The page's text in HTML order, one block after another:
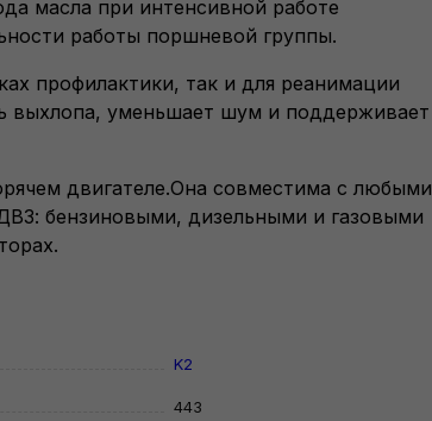
масла при интенсивной работе
работы поршневой группы.
профилактики, так и для реанимации
выхлопа, уменьшает шум и поддерживает
двигателе.Она совместима с любыми
бензиновыми, дизельными и газовыми
K2
443